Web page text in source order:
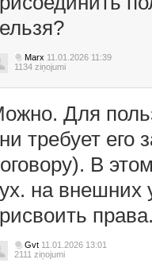
Marx 11.01.2026 11:39
1134 ziņojumi
Для
требует его
В
на внешних
Gvt 11.01.2026 13:01
2111 ziņojumi